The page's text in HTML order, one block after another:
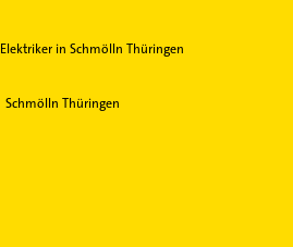
Elektriker in Schmölln Thüringen
Schmölln Thüringen